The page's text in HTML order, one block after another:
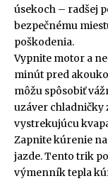
úsekoch – radšej
bezpečnému
poškodenia.
Vypnite motor a
minút pred
môžu spôsobiť
uzáver chladničky
vystrekujúcu
Zapnite kúrenie
jazde. Tento trik
výmenník tepla